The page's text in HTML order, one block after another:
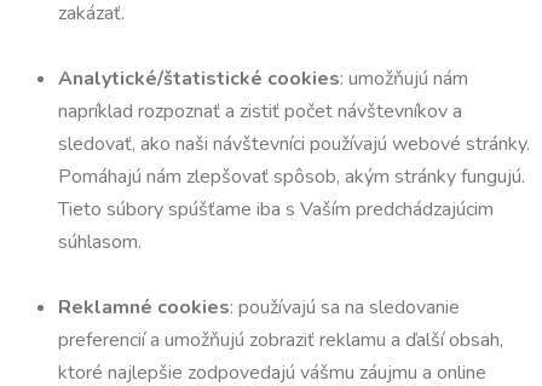
zakázať.
Analytické/štatistické cookies: umožňujú nám
napríklad rozpoznať a zistiť počet návštevníkov a
sledovať, ako naši návštevníci používajú webové stránky.
Pomáhajú nám zlepšovať spôsob, akým stránky fungujú.
Tieto súbory spúšťame iba s Vaším predchádzajúcim
súhlasom.
Reklamné cookies: používajú sa na sledovanie
preferencií a umožňujú zobraziť reklamu a ďalší obsah,
ktoré najlepšie zodpovedajú vášmu záujmu a online